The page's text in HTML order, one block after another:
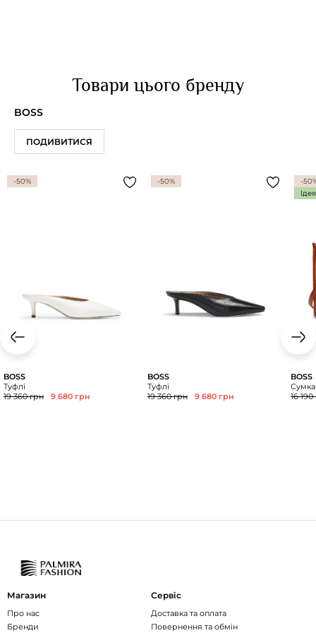
Товари цього бренду
BOSS
ПОДИВИТИСЯ
-50%
BOSS
Туфлі
19 360 грн
9 680 грн
-50%
BOSS
Туфлі
19 360 грн
9 680 грн
-
BOSS
16
Магазин
Про нас
Бренди
Сервіс
Доставка та оплата
Повернення та обмін